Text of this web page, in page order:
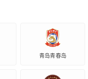
青岛青春岛